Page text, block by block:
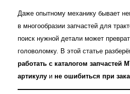
Даже опытному механику бывает
в многообразии запчастей для
поиск нужной детали может
головоломку. В этой статье
работать с каталогом запчастей
артикулу и не ошибиться при